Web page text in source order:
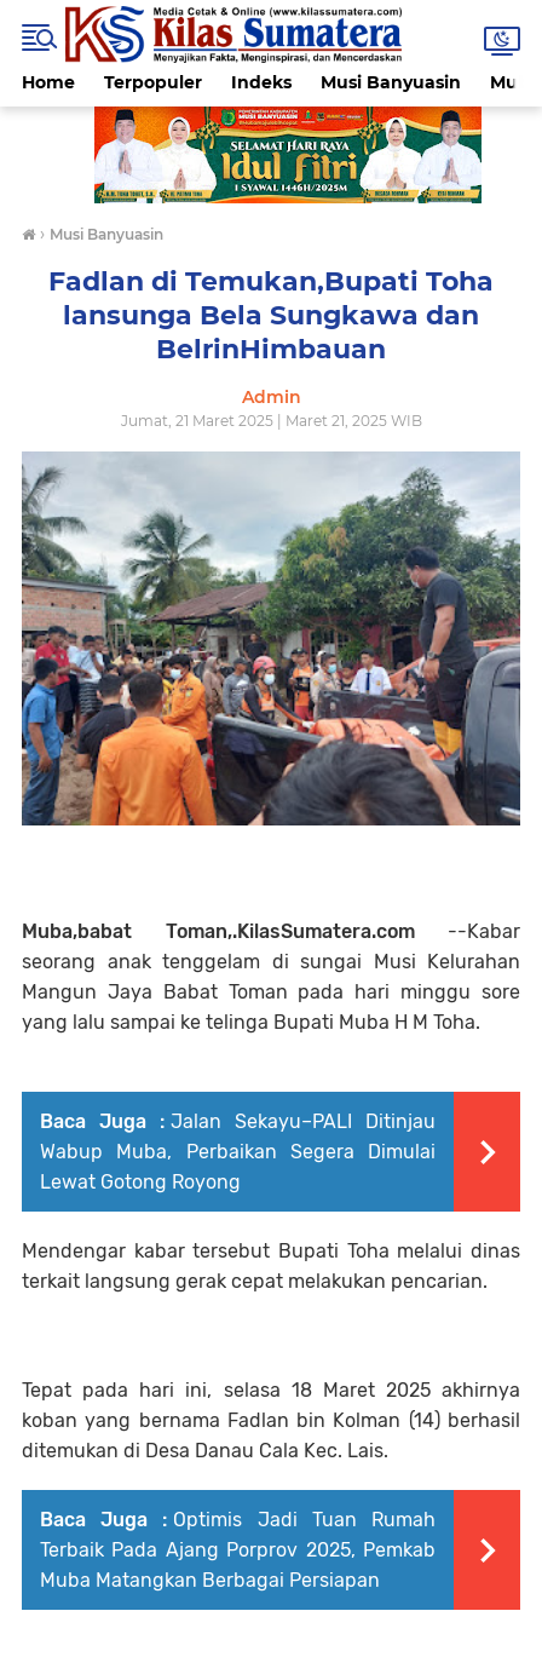
Home Terpopuler Indeks Musi Banyuasin Muba
› Musi Banyuasin
Fadlan di Temukan,Bupati Toha
lansunga Bela Sungkawa dan
BelrinHimbauan
Admin
Jumat, 21 Maret 2025 | Maret 21, 2025 WIB
Muba,babat Toman,.KilasSumatera.com--Kabar
seorang anak tenggelam di sungai Musi Kelurahan
Mangun Jaya Babat Toman pada hari minggu sore
yang lalu sampai ke telinga Bupati Muba H M Toha.
Baca Juga : Jalan Sekayu–PALI Ditinjau
Wabup Muba, Perbaikan Segera Dimulai
Lewat Gotong Royong
Mendengar kabar tersebut Bupati Toha melalui dinas
terkait langsung gerak cepat melakukan pencarian.
Tepat pada hari ini, selasa 18 Maret 2025 akhirnya
koban yang bernama Fadlan bin Kolman (14) berhasil
ditemukan di Desa Danau Cala Kec. Lais.
Baca Juga : Optimis Jadi Tuan Rumah
Terbaik Pada Ajang Porprov 2025, Pemkab
Muba Matangkan Berbagai Persiapan